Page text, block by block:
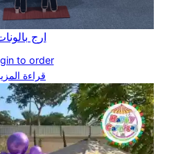
ارج
to order
قراءة